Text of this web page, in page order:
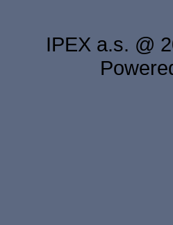
IPEX a.s. @